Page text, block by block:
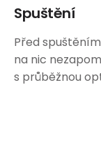
Spuštění
Před
na nic
s průběžnou